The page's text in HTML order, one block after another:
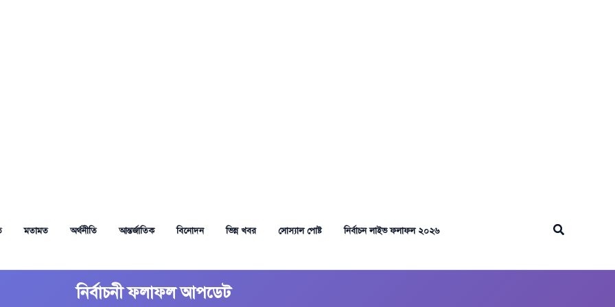
মতামত অর্থনীতি আন্তর্জাতিক বিনোদন ভিন্ন খবর সোস্যাল পোষ্ট নির্বাচন লাইভ ফলাফল ২০২৬ Search
নির্বাচনী ফলাফল আপডেট